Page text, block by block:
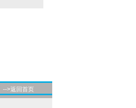
-->返回首页